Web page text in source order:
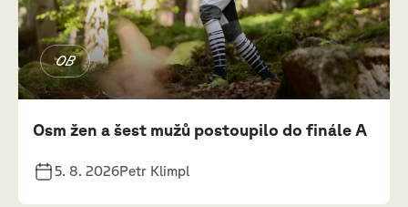
OB
Osm žen a šest mužů postoupilo do finále A
5. 8. 2026Petr Klimpl